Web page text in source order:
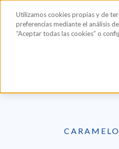
Todos los
productos
Sérum de
Utilizamos cookies propias y de
preferencias mediante el análisis
“Aceptar todas las cookies” o